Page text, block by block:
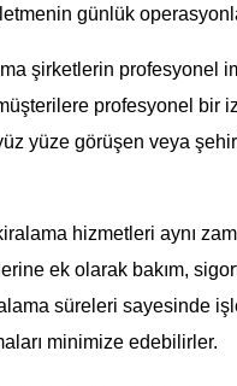
günlük
şirketlerin profesyonel
profesyonel bir
yüze görüşen veya
hizmetleri aynı
ek olarak bakım,
süreleri sayesinde
minimize edebilirler.